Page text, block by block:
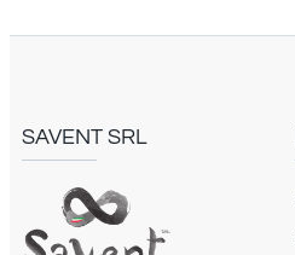
SAVENT SRL